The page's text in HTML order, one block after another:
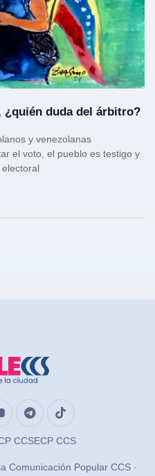
¿quién duda del árbitro?
y venezolanas
el voto, el pueblo es testigo y
CCSECP CCS
Comunicación Popular CCS ·